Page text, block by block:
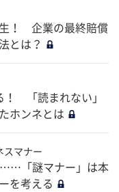
！ 企業の最終賠償
とは？
！ 「読まれない」
ホンネとは
スマナー
……「謎マナー」は本
を考える